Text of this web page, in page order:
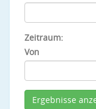
Zeitraum:
Von